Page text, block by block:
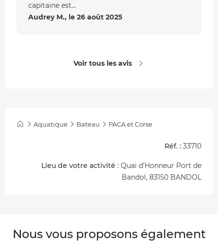
capitaine est...
Audrey M., le 26 août 2025
Voir tous les avis
Aquatique Bateau PACA et Corse
Réf. : 33710
Lieu de votre activité : Quai d'Honneur Port de
Bandol, 83150 BANDOL
Nous vous proposons également